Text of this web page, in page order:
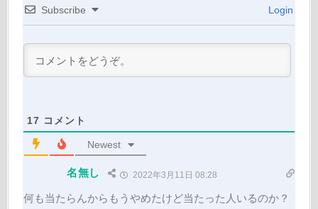
Subscribe Login
17 コメント
Newest
名無し 2022年3月11日 08:28
何も当たらんからもうやめたけど当たった人いるのか？